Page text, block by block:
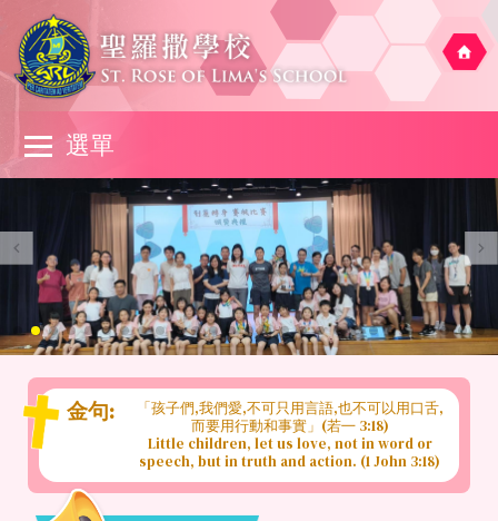
移至主內容
選單
Main
navigation
金句:
「孩子們,我們愛,不可只用言語,也不可以用口舌,
而要用行動和事實」(若㇐ 3:18)
Little children, let us love, not in word or
speech, but in truth and action. (1 John 3:18)